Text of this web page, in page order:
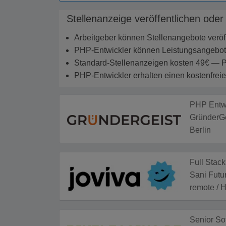
Stellenanzeige veröffentlichen
Arbeitgeber können Stellenangebote
PHP-Entwickler können
Standard-Stellenanzeigen kosten 49€ —
PHP-Entwickler erhalten einen
PHP
Berlin
Full
Sani
remote /
Senior